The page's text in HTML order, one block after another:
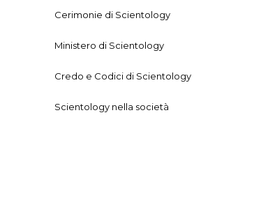
Cerimonie di Scientology
Ministero di Scientology
Credo e Codici di Scientology
Scientology nella società